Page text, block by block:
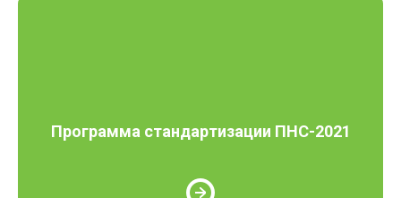
Программа стандартизации ПНС-2021